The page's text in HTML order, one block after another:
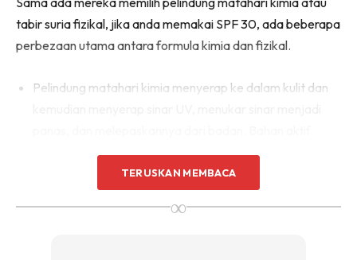
tabir suria fizikal, jika anda memakai SPF 30, ada beberapa
perbezaan utama antara formula kimia dan fizikal.
Pelindung matahari kimia menyerap ke dalam kulit dan
dalam pelindung matahari kimia termasuk avobenzone,
octinoxate dan oxybenzone.
Sunblock fizikal terletak di atas kulit dan memantulkan
TERUSKAN MEMBACA
∞